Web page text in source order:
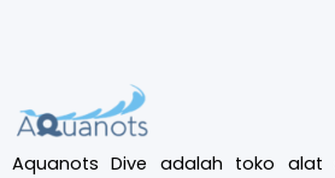
Aquanots Dive adalah toko alat